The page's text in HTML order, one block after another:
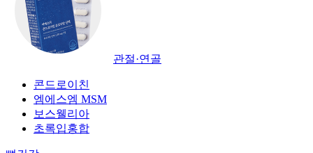
관절·연골
콘드로이친
엠에스엠 MSM
보스웰리아
초록입홍합